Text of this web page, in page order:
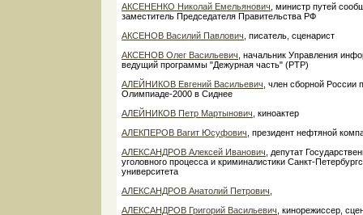
АКСЕНЕНКО Николай Емельянович , министр путей
заместитель Председателя Правительства РФ
АКСЕНОВ Василий Павлович , писатель, сценарист
АКСЕНОВ Олег Васильевич , начальник Управления
ведущий программы "Дежурная часть" (РТР)
АЛЕЙНИКОВ Евгений Васильевич , член сборной России
Олимпиаде-2000 в Сиднее
АЛЕЙНИКОВ Петр Мартынович , киноактер
АЛЕКПЕРОВ Вагит Юсуфович , президент нефтяной
АЛЕКСАНДРОВ Алексей Иванович , депутат
уголовного процесса и криминалистики Санкт-
университета
АЛЕКСАНДРОВ Анатолий Петрович
АЛЕКСАНДРОВ Григорий Васильевич , кинорежиссер,